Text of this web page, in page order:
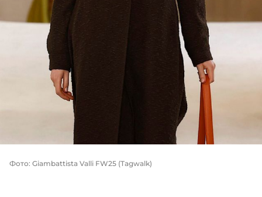
Фото: Giambattista Valli FW25 (Tagwalk)